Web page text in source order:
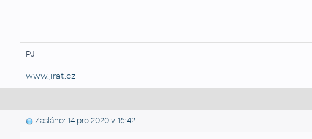
PJ
www.jirat.cz
Zasláno: 14.pro.2020 v 16:42